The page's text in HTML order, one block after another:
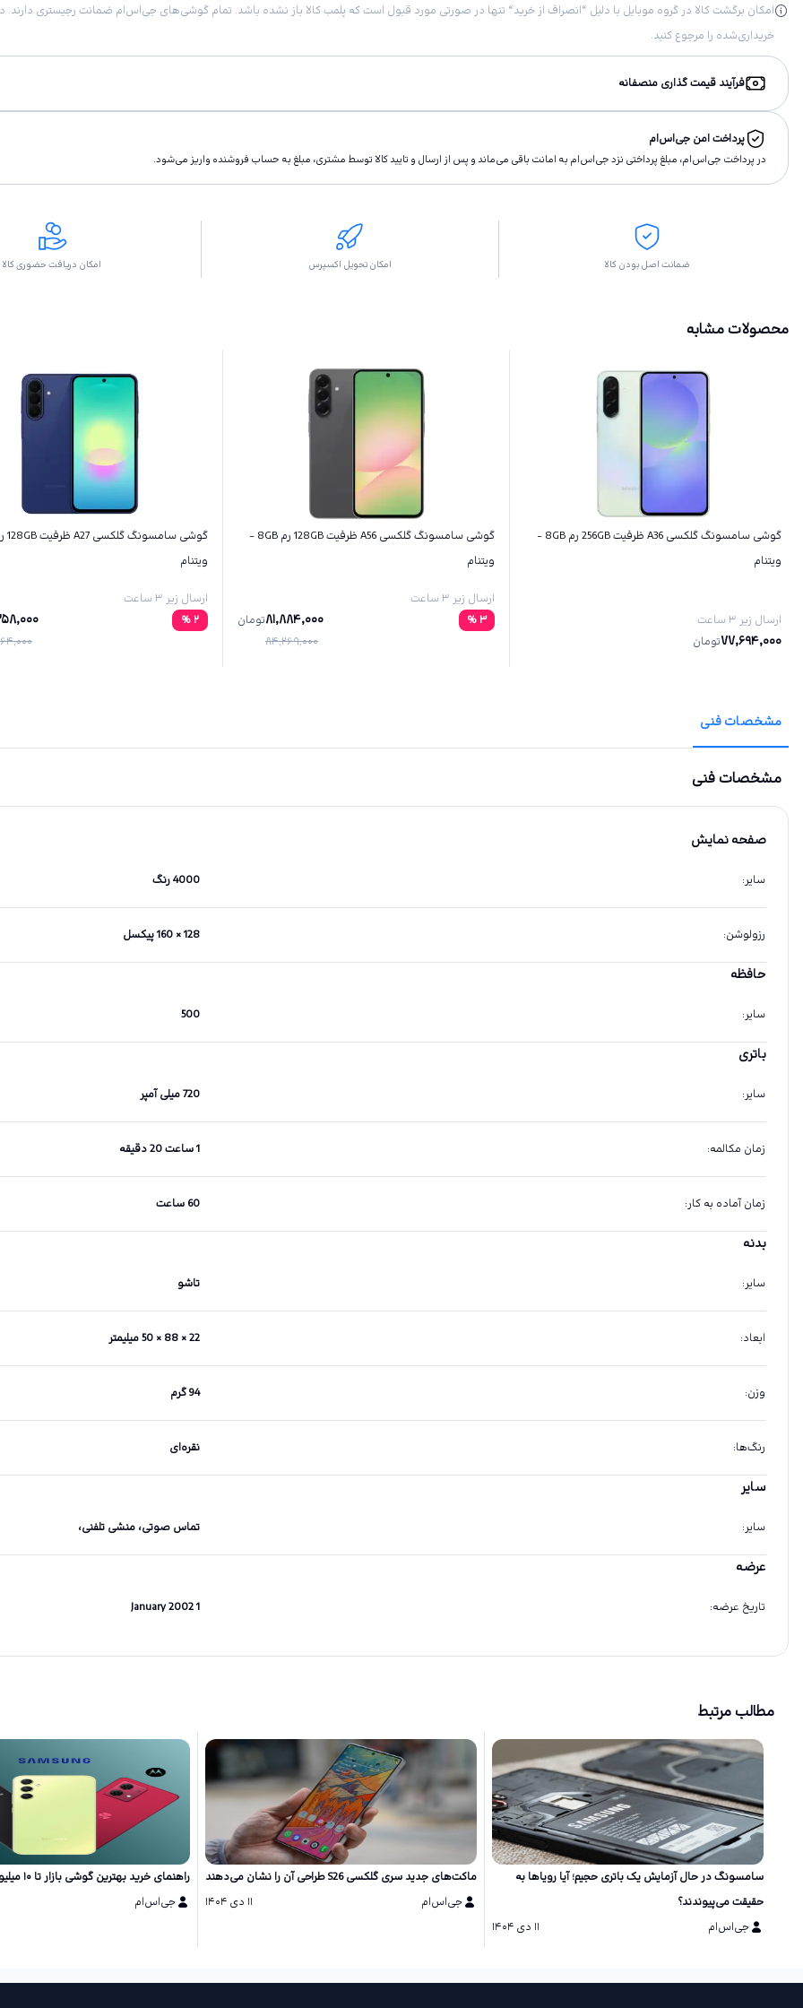
خریداری‌شده را مرجوع کنید.
فرآیند قیمت گذاری منصفانه
پرداخت امن جی‌اس‌ام
در پرداخت جی‌اس‌ام، مبلغ پرداختى نزد جی‌اس‌ام به امانت باقى مى‌ماند و پس از ارسال و تاييد كالا توسط مشتری، مبلغ به حساب فروشنده واريز مى‌شود.
ضمانت اصل بودن کالا امکان تحویل اکسپرس امکان دریافت حضوری کالا
محصولات مشابه
گوشی سامسونگ گلکسی A36 ظرفیت 256GB رم 8GB -
ویتنام
ارسال زیر ۳ ساعت
77,694,000تومان
گوشی سامسونگ گلکسی A56 ظرفیت 128GB رم 8GB -
ویتنام
ارسال زیر ۳ ساعت
3
%
81,884,000
84,269,000
تومان
ویتنام
ارسال زیر ۳ ساعت
2
%
مشخصات فنی
مشخصات فنی
صفحه نمایش
سایر: 4000 رنگ
رزولوشن: 128 × 160 پیکسل
حافظه
سایر:
500
باتری
سایر: 720 میلی آمپر
زمان مکالمه: 1 ساعت 20 دقیقه
زمان آماده به کار: 60 ساعت
بدنه
سایر: تاشو
ابعاد: 22 × 88 × 50 میلیمتر
وزن: 94 گرم
رنگ‌ها: نقره‌ای
سایر
سایر: تماس صوتی، منشی تلفنی،
عرضه
تاریخ عرضه:
1 January 2002
مطالب مرتبط
سامسونگ در حال آزمایش یک باتری حجیم؛ آیا رویاها به
حقیقت می‌پیوندند؟
جی‌اس‌ام
۱۱ دی ۱۴۰۴
ماکت‌های جدید سری گلکسی S26 طراحی آن را نشان می‌دهند
جی‌اس‌ام
۱۱ دی ۱۴۰۴
راهنمای خرید بهترین گوشی بازار تا ۱۰ میلیون تومان
جی‌اس‌ام